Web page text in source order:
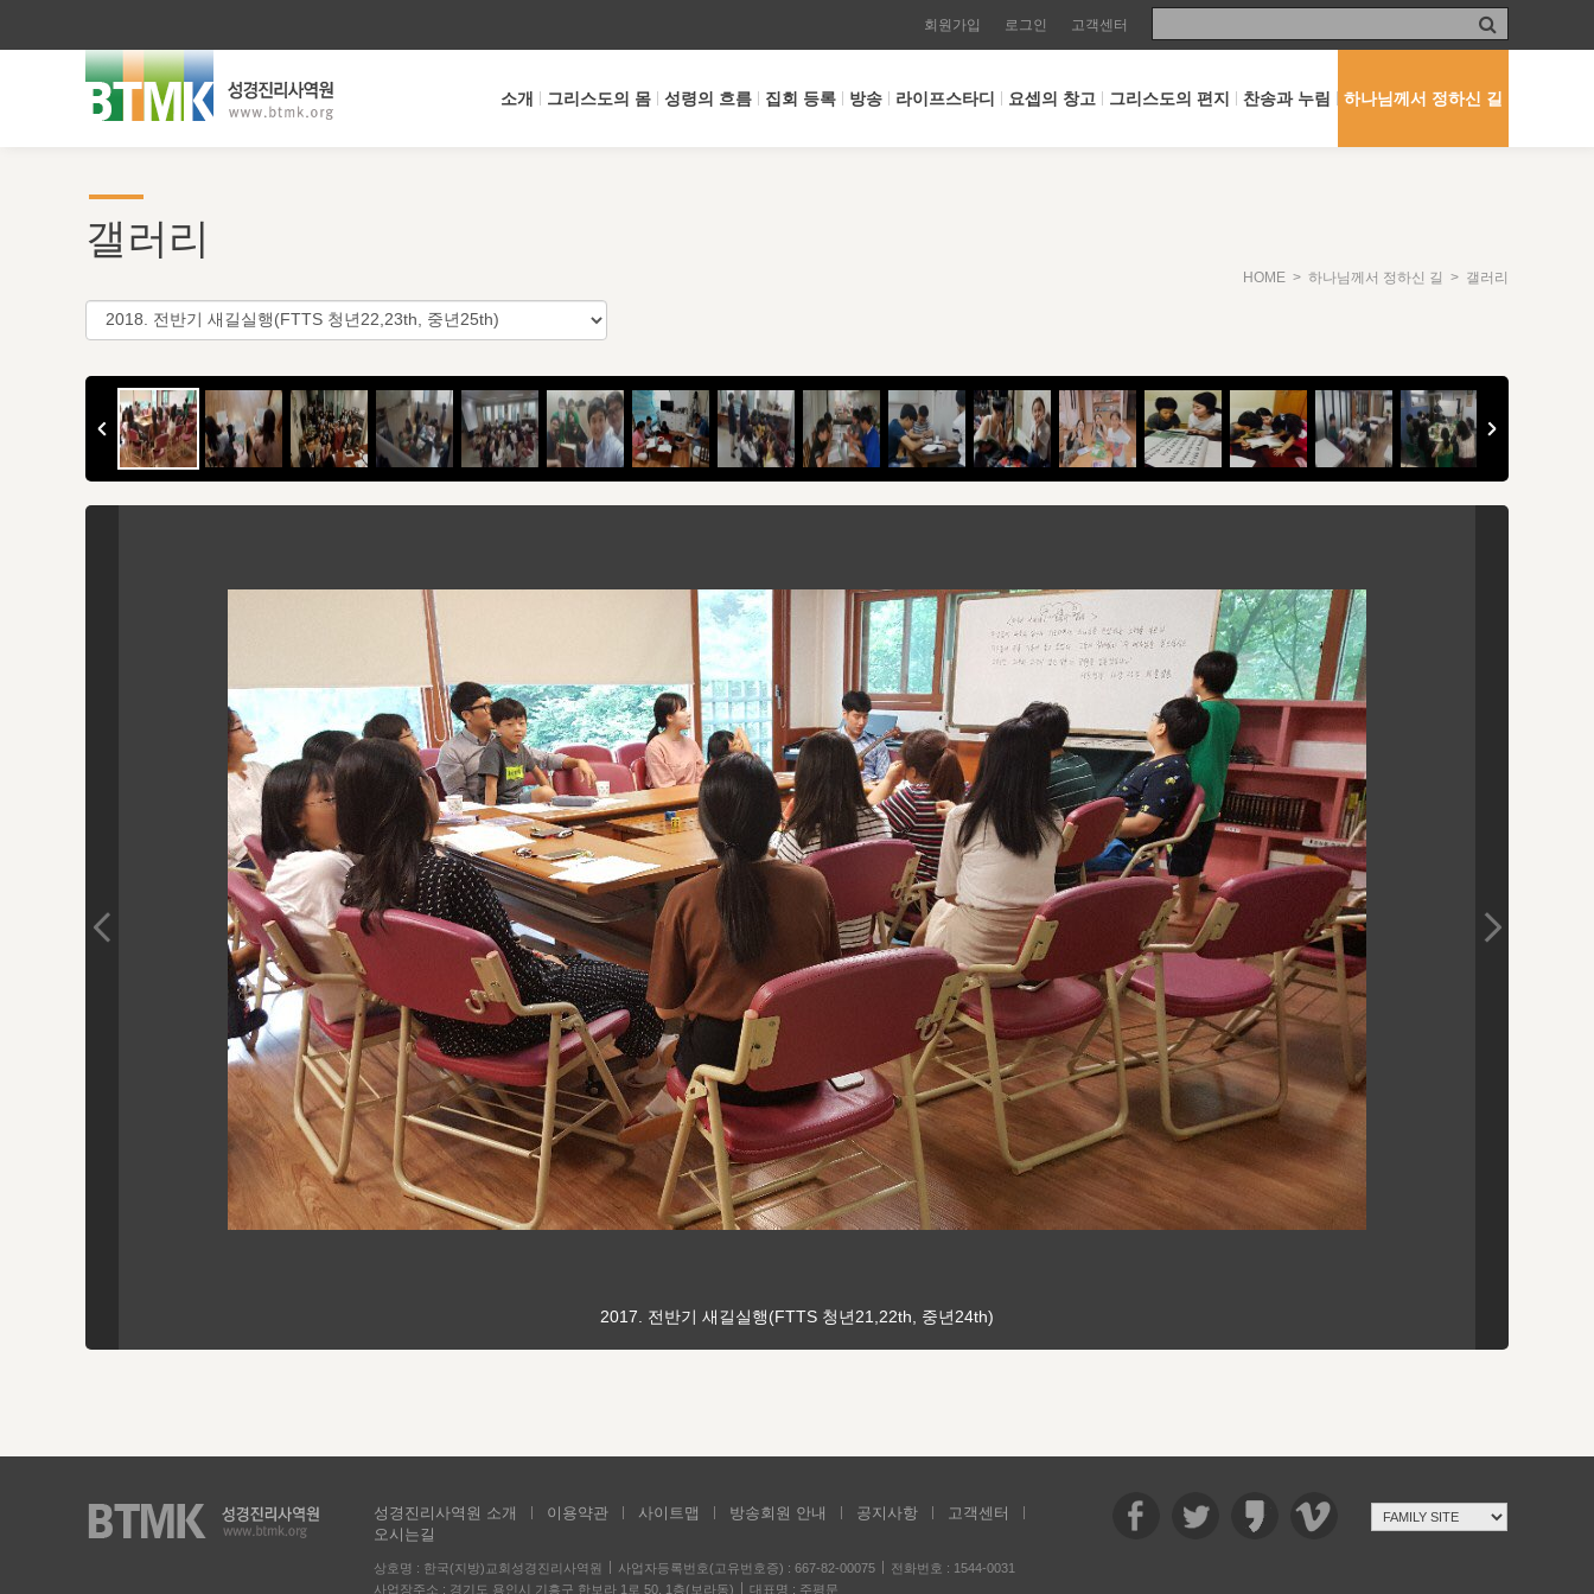
회원가입 로그인 고객센터
소개 그리스도의 몸 성령의 흐름 집회 등록 방송 라이프스타디 요셉의 창고 그리스도의 편지 찬송과 누림 하나님께서 정하신 길
갤러리
HOME > 하나님께서 정하신 길 > 갤러리
2017. 전반기 새길실행(FTTS 청년21,22th, 중년24th)
성경진리사역원 소개 이용약관 사이트맵 방송회원 안내 공지사항
고객센터
오시는길
상호명 : 한국(지방)교회성경진리사역원 사업자등록번호(고유번호증) : 667-82-00075
전화번호 : 1544-0031
사업장주소 : 경기도 용인시 기흥구 한보라 1로 50, 1층(보라동)
대표명 : 주평문